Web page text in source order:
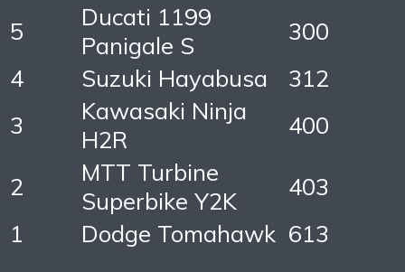
5
Ducati 1199
Panigale S
300
4
Suzuki Hayabusa
312
3
Kawasaki Ninja
H2R
400
2
MTT Turbine
Superbike Y2K
403
1
Dodge Tomahawk 613